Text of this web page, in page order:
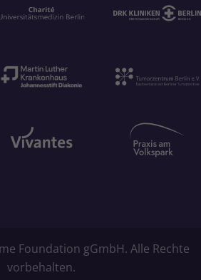
Foundation gGmbH. Alle Rechte
vorbehalten.